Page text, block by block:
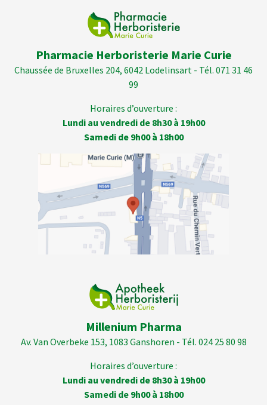
Pharmacie Herboristerie Marie Curie
Chaussée de Bruxelles 204, 6042 Lodelinsart - Tél. 071 31 46
99
Horaires d’ouverture :
Lundi au vendredi de 8h30 à 19h00
Samedi de 9h00 à 18h00
Millenium Pharma
Av. Van Overbeke 153, 1083 Ganshoren - Tél. 024 25 80 98
Horaires d’ouverture :
Lundi au vendredi de 8h30 à 19h00
Samedi de 9h00 à 18h00